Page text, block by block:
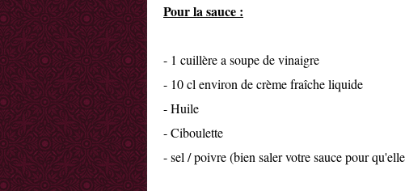
Pour la sauce :
- 1 cuillère a soupe de vinaigre
- 10 cl environ de crème fraîche liquide
- Huile
- Ciboulette
- sel / poivre (bien saler votre sauce pour